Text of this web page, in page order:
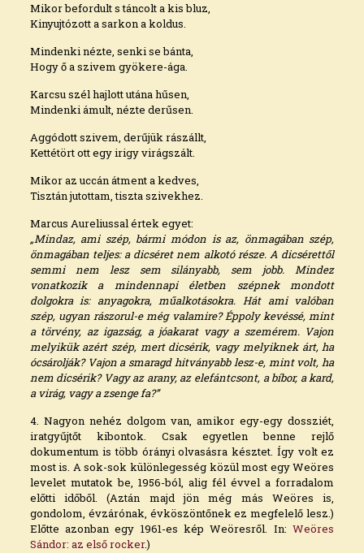
Mikor befordult s táncolt a kis bluz,
Kinyujtózott a sarkon a koldus.
Mindenki nézte, senki se bánta,
Hogy ő a szivem gyökere-ága.
Karcsu szél hajlott utána hűsen,
Mindenki ámult, nézte derűsen.
Aggódott szivem, derűjük rászállt,
Kettétört ott egy irigy virágszált.
Mikor az uccán átment a kedves,
Tisztán jutottam, tiszta szivekhez.
Marcus Aureliussal értek egyet:
„Mindaz, ami szép, bármi módon is az, önmagában szép,
önmagában teljes: a dicséret nem alkotó része. A dicsérettől
semmi nem lesz sem silányabb, sem jobb. Mindez
vonatkozik a mindennapi életben szépnek mondott
dolgokra is: anyagokra, műalkotásokra. Hát ami valóban
szép, ugyan rászorul-e még valamire? Éppoly kevéssé, mint
a törvény, az igazság, a jóakarat vagy a szemérem. Vajon
melyikük azért szép, mert dicsérik, vagy melyiknek árt, ha
ócsárolják? Vajon a smaragd hitványabb lesz-e, mint volt, ha
nem dicsérik? Vagy az arany, az elefántcsont, a bíbor, a kard,
a virág, vagy a zsenge fa?”
4. Nagyon nehéz dolgom van, amikor egy-egy dossziét,
iratgyűjtőt kibontok. Csak egyetlen benne rejlő
dokumentum is több órányi olvasásra késztet. Így volt ez
most is. A sok-sok különlegesség közül most egy Weöres
levelet mutatok be, 1956-ból, alig fél évvel a forradalom
előtti időből. (Aztán majd jön még más Weöres is,
gondolom, évzárónak, évköszöntőnek ez megfelelő lesz.)
Előtte azonban egy 1961-es kép Weöresről. In:Weöres
Sándor: az első rocker.)